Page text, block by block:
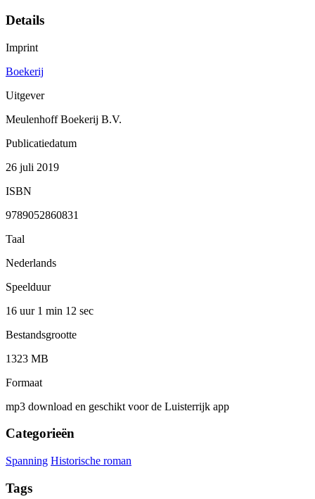
Details
Imprint
Boekerij
Uitgever
Meulenhoff Boekerij B.V.
Publicatiedatum
26 juli 2019
ISBN
9789052860831
Taal
Nederlands
Speelduur
16 uur 1 min 12 sec
Bestandsgrootte
1323 MB
Formaat
mp3 download en geschikt voor de Luisterrijk app
Categorieën
Spanning Historische roman
Tags